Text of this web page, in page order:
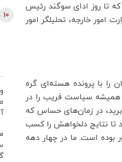
که تا روز ادای سوگند رئیس
امور خارجه، تحلیلگر امور
را با پرونده هسته‌ای گره
همیشه سیاست فریب را در
در زمان‌های حساس که
تا نتایج دلخواهش را کسب
بوده است. ما در چهار دهه
10